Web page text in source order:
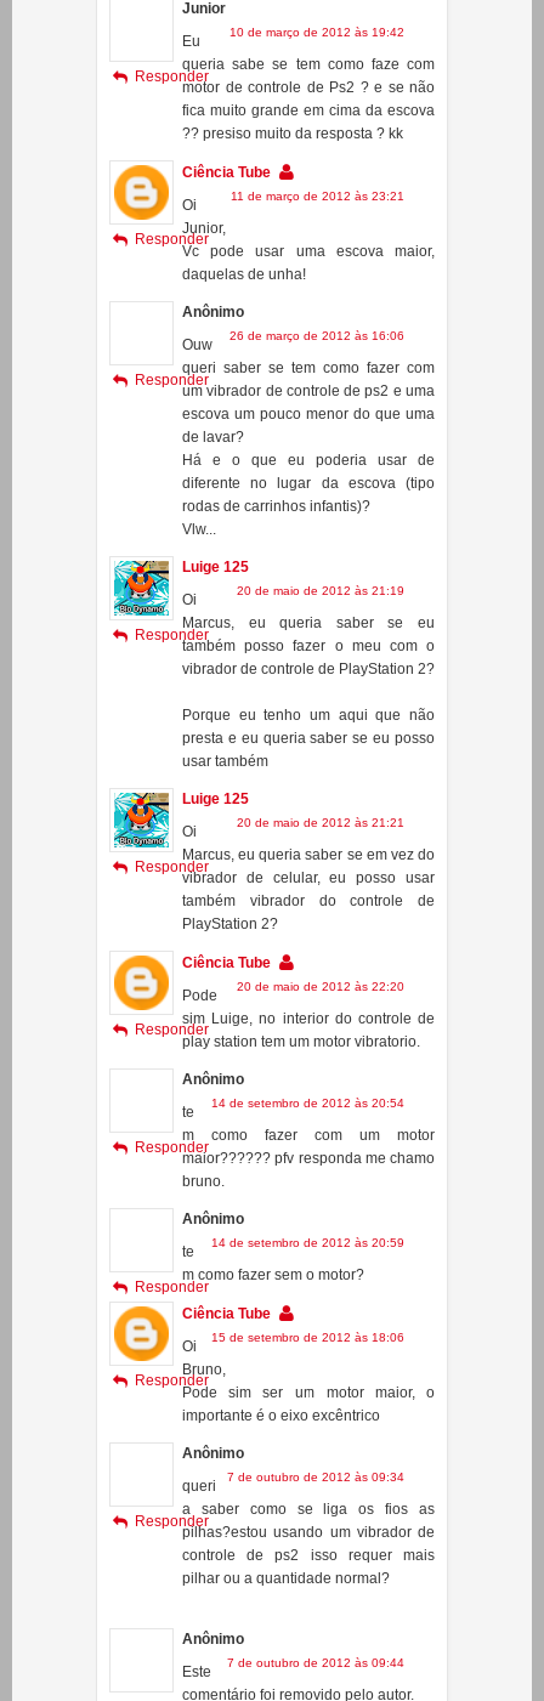
como montar um robô com a parte
interna do relogio.
Junior
10 de março de 2012 às 19:42
Eu
queria sabe se tem como faze com
motor de controle de Ps2 ? e se não
fica muito grande em cima da escova
?? presiso muito da resposta ? kk
Responder
Ciência Tube
11 de março de 2012 às 23:21
Oi
Junior,
Vc pode usar uma escova maior,
daquelas de unha!
Anônimo
26 de março de 2012 às 16:06
Ouw
queri saber se tem como fazer com
um vibrador de controle de ps2 e uma
escova um pouco menor do que uma
de lavar?
Há e o que eu poderia usar de
diferente no lugar da escova (tipo
rodas de carrinhos infantis)?
Responder
Luige 125
20 de maio de 2012 às 21:19
Oi
Marcus, eu queria saber se eu
vibrador de controle de PlayStation 2?
Porque eu tenho um aqui que não
presta e eu queria saber se eu posso
usar também
Luige 125
20 de maio de 2012 às 21:21
Oi
Marcus, eu queria saber se em vez do
vibrador de celular, eu posso usar
também vibrador do controle de
PlayStation 2?
Responder
Ciência Tube
20 de maio de 2012 às 22:20
Pode
sim Luige, no interior do controle de
play station tem um motor vibratorio.
Responder
Anônimo
14 de setembro de 2012 às 20:54
te
m como fazer com um motor
maior?????? pfv responda me chamo
bruno.
Anônimo
te
m como fazer sem o motor?
Responder
Ciência Tube
15 de setembro de 2012 às 18:06
Oi
Bruno,
Pode sim ser um motor maior, o
importante é o eixo excêntrico
Anônimo
7 de outubro de 2012 às 09:34
queri
a saber como se liga os fios as
pilhas?estou usando um vibrador de
pilhar ou a quantidade normal?
Responder
Anônimo